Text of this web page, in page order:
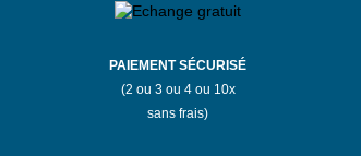
PAIEMENT SÉCURISÉ
(2 ou 3 ou 4 ou 10x
sans frais)